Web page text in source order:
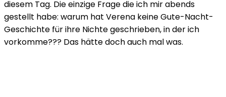
diesem Tag. Die einzige Frage die ich mir abends
gestellt habe: warum hat Verena keine Gute-Nacht-
Geschichte für ihre Nichte geschrieben, in der ich
vorkomme??? Das hätte doch auch mal was.